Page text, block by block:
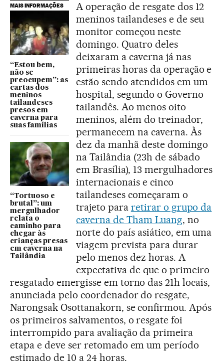
MAIS INFORMAÇÕES
“Estou bem,
não se
preocupem”: as
cartas dos
meninos
tailandeses
presos em
caverna para
suas famílias
“Tortuoso e
brutal”: um
mergulhador
relata o
caminho para
chegar às
crianças presas
em caverna na
Tailândia
A operação de resgate dos 12
meninos tailandeses e de seu
monitor começou neste
domingo. Quatro deles
deixaram a caverna já nas
primeiras horas da operação e
estão sendo atendidos em um
hospital, segundo o Governo
tailandês. Ao menos oito
meninos, além do treinador,
permanecem na caverna. Às
dez da manhã deste domingo
na Tailândia (23h de sábado
em Brasília), 13 mergulhadores
internacionais e cinco
tailandeses começaram o
trajeto para retirar o grupo da
caverna de Tham Luang, no
norte do país asiático, em uma
viagem prevista para durar
pelo menos dez horas. A
expectativa de que o primeiro
resgatado emergisse em torno das 21h locais,
anunciada pelo coordenador do resgate,
Narongsak Osottanakorn, se confirmou. Após
os primeiros salvamentos, o resgate foi
interrompido para avaliação da primeira
etapa e deve ser retomado em um período
estimado de 10 a 24 horas.